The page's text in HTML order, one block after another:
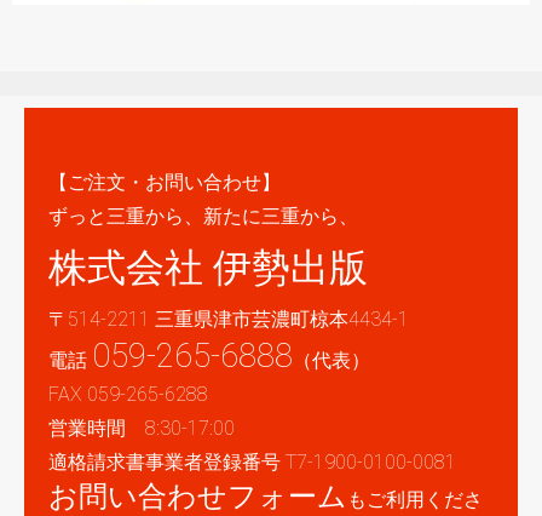
【ご注文・お問い合わせ】
ずっと三重から、新たに三重から、
株式会社 伊勢出版
〒514-2211 三重県津市芸濃町椋本4434-1
電話 059-265-6888 （代表）
FAX 059-265-6288
営業時間 8:30-17:00
適格請求書事業者登録番号 T7-1900-0100-0081
お問い合わせフォーム もご利用くださ